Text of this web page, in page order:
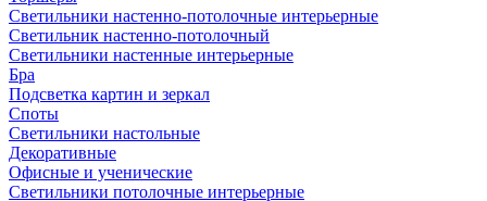
Светильники настенно-потолочные интерьерные
Светильник настенно-потолочный
Светильники настенные интерьерные
Бра
Подсветка картин и зеркал
Споты
Светильники настольные
Декоративные
Офисные и ученические
Светильники потолочные интерьерные